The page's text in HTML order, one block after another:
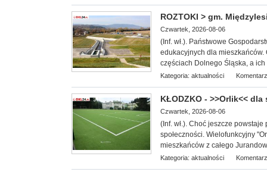
ROZTOKI > gm.
Czwartek, 2026-08-06
(Inf. wł.). Państwowe
edukacyjnych dla miesz
częściach Dolnego Śląska, a
Kategoria: aktualności
KŁODZKO - >>Orlik<<
Czwartek, 2026-08-06
(Inf. wł.). Choć jeszcze
społeczności. Wielofunkcyjny
mieszkańców z całego
Kategoria: aktualności